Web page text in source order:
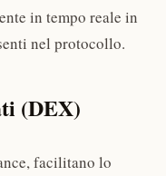
in tempo reale in
nel protocollo.
(DEX)
facilitano lo